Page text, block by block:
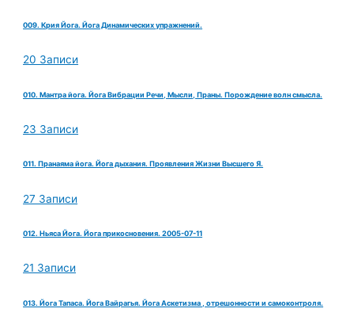
009. Крия Йога. Йога Динамических упражнений.
20 Записи
010. Мантра йога. Йога Вибрации Речи, Мысли, Праны. Порождение волн смысла.
23 Записи
011. Пранаяма йога. Йога дыхания. Проявления Жизни Высшего Я.
27 Записи
012. Ньяса Йога. Йога прикосновения. 2005-07-11
21 Записи
013. Йога Тапаса. Йога Вайрагья. Йога Аскетизма , отрешонности и самоконтроля.